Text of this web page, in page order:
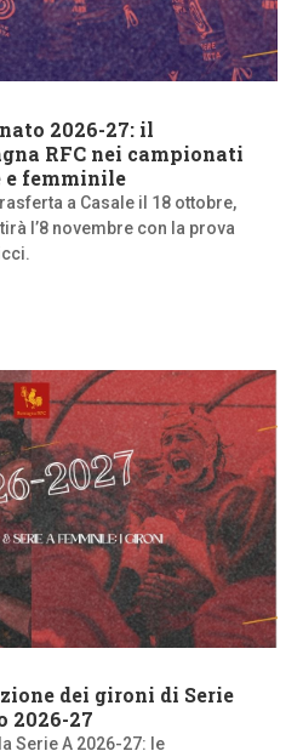
2026-27: il
RFC nei campionati
e femminile
a Casale il 18 ottobre,
l’8 novembre con la prova
dei gironi di Serie
2026-27
Serie A 2026-27: le